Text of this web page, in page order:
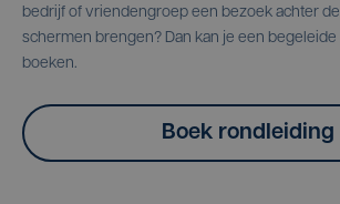
bedrijf of vriendengroep een bezoek achter de
schermen brengen? Dan kan je een
boeken.
Boek rondleiding